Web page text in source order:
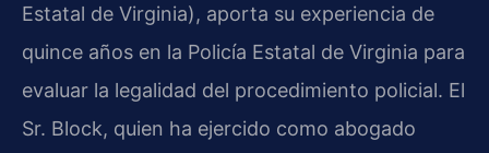
Estatal de Virginia), aporta su experiencia de
quince años en la Policía Estatal de Virginia para
evaluar la legalidad del procedimiento policial. El
Sr. Block, quien ha ejercido como abogado